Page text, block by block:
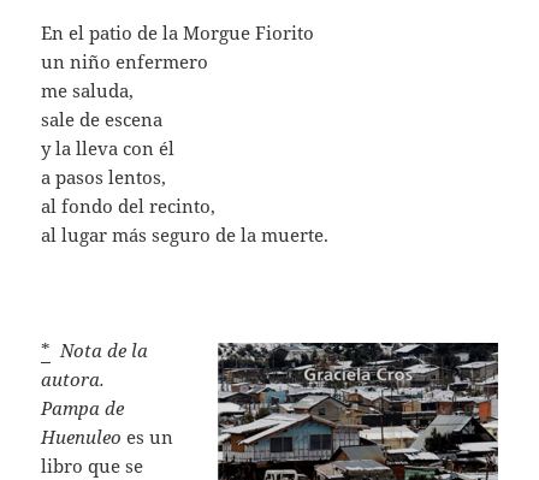
En el patio de la Morgue Fiorito
un niño enfermero
me saluda,
sale de escena
y la lleva con él
a pasos lentos,
al fondo del recinto,
al lugar más seguro de la muerte.
* Nota de la
autora.
Pampa de
Huenuleo es un
libro que se